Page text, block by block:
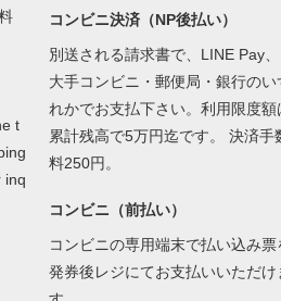
t
inq
コンビニ決済（NP後払い）
別送される請求書で、LINE Pay、
大手コンビニ・郵便局・銀行のい
れかでお支払下さい。利用限度額
累計残高で5万円迄です。 決済手
料250円。
コンビニ（前払い）
コンビニの専用端末で払い込み票
発券後レジにてお支払いいただけ